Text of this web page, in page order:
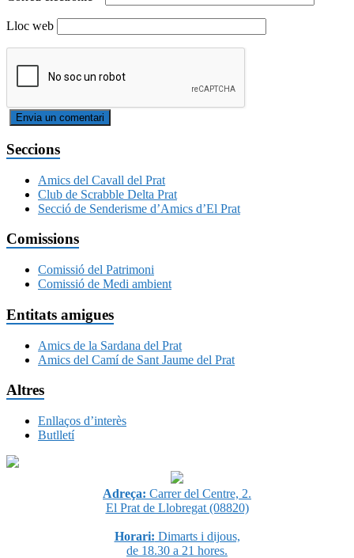
Lloc web
Seccions
Amics del Cavall del Prat
Club de Scrabble Delta Prat
Secció de Senderisme d’Amics d’El Prat
Comissions
Comissió del Patrimoni
Comissió de Medi ambient
Entitats amigues
Amics de la Sardana del Prat
Amics del Camí de Sant Jaume del Prat
Altres
Enllaços d’interès
Butlletí
Adreça: Carrer del Centre, 2.
El Prat de Llobregat (08820)
Horari: Dimarts i dijous,
de 18.30 a 21 hores.